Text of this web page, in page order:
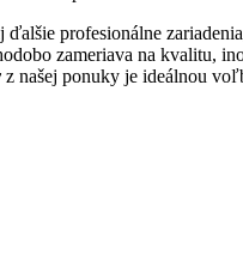
profesionálne
zameriava na kvalitu,
z našej ponuky je ideálnou